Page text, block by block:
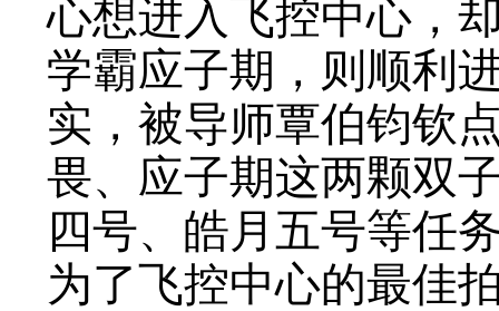
心想进入飞控中心，
学霸应子期，则顺利
实，被导师覃伯钧钦
畏、应子期这两颗双
四号、皓月五号等任
为了飞控中心的最佳